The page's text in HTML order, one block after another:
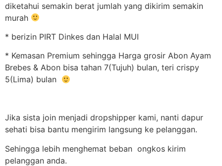
diketahui semakin berat jumlah yang dikirim semakin
murah
* berizin PIRT Dinkes dan Halal MUI
* Kemasan Premium sehingga Harga grosir Abon Ayam
Brebes & Abon bisa tahan 7(Tujuh) bulan, teri crispy
5(Lima) bulan
Jika sista join menjadi dropshipper kami, nanti dapur
sehati bisa bantu mengirim langsung ke pelanggan.
Sehingga lebih menghemat beban ongkos kirim
pelanggan anda.